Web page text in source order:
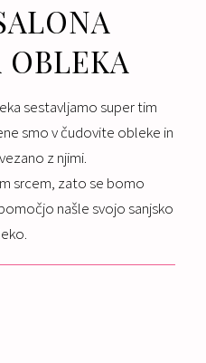
OBLEKA
sestavljamo super tim
smo v čudovite obleke in
z njimi.
srcem, zato se bomo
našle svojo sanjsko